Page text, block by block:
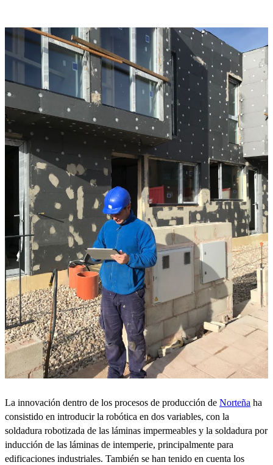
La innovación dentro de los procesos de producción de Norteña ha
consistido en introducir la robótica en dos variables, con la
soldadura robotizada de las láminas impermeables y la soldadura por
inducción de las láminas de intemperie, principalmente para
edificaciones industriales. También se han tenido en cuenta los